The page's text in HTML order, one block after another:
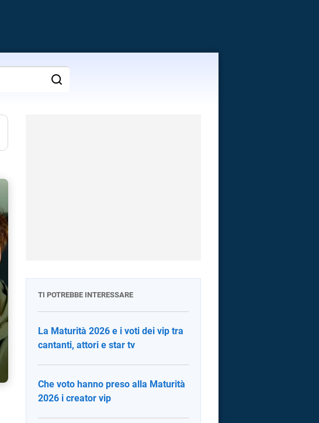
TI POTREBBE INTERESSARE
La Maturità 2026 e i voti dei vip tra
cantanti, attori e star tv
Che voto hanno preso alla Maturità
2026 i creator vip